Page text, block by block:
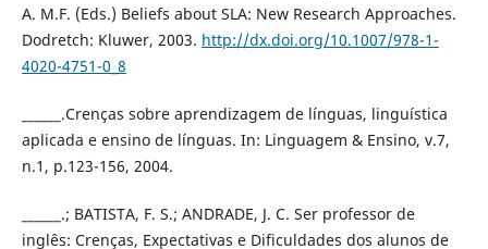
A. M.F. (Eds.) Beliefs about SLA: New Research Approaches.
Dodretch: Kluwer, 2003. http://dx.doi.org/10.1007/978-1-
4020-4751-0_8
______.Crenças sobre aprendizagem de línguas, linguística
aplicada e ensino de línguas. In: Linguagem & Ensino, v.7,
n.1, p.123-156, 2004.
______.; BATISTA, F. S.; ANDRADE, J. C. Ser professor de
inglês: Crenças, Expectativas e Dificuldades dos alunos de